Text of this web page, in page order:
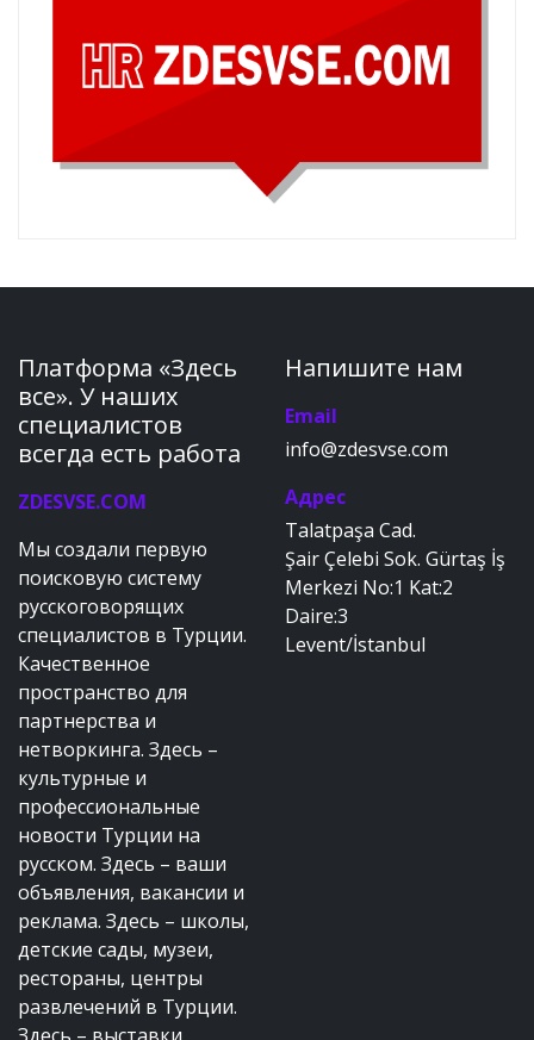
Платформа «Здесь
все». У наших
специалистов
всегда есть работа
ZDESVSE.COM
Мы создали первую
поисковую систему
русскоговорящих
специалистов в Турции.
Качественное
пространство для
партнерства и
нетворкинга. Здесь –
культурные и
профессиональные
новости Турции на
русском. Здесь – ваши
объявления, вакансии и
реклама. Здесь – школы,
детские сады, музеи,
рестораны, центры
развлечений в Турции.
Напишите нам
Email
info@zdesvse.com
Адрес
Talatpaşa Cad.
Şair Çelebi Sok. Gürtaş İş
Merkezi No:1 Kat:2
Daire:3
Levent/İstanbul